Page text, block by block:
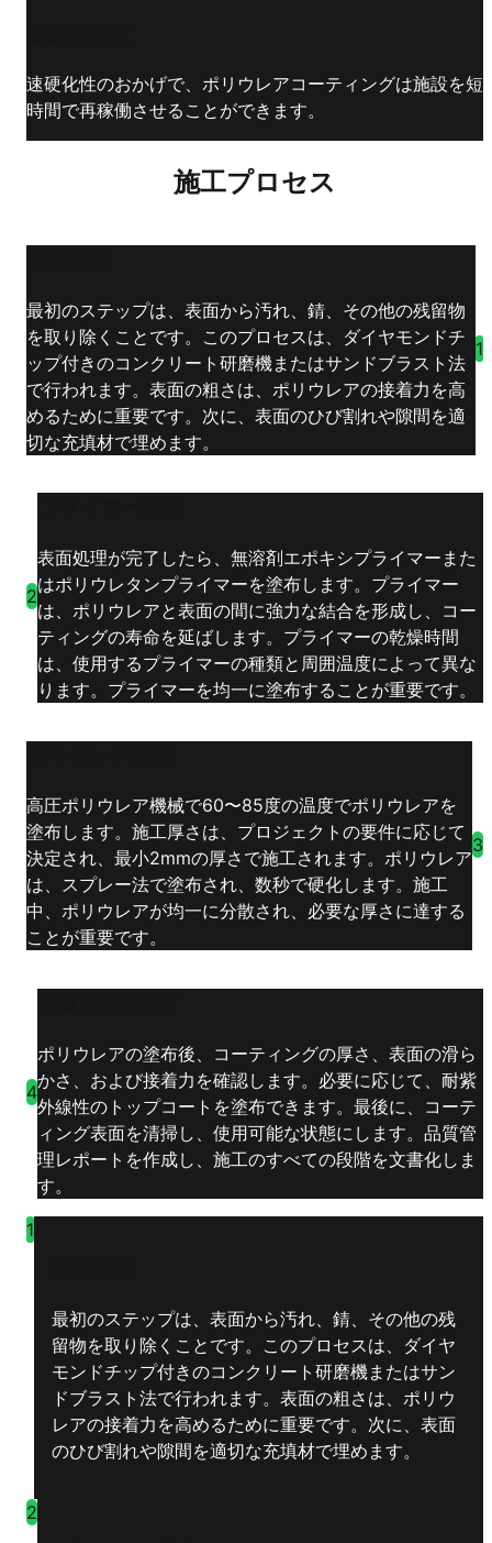
速硬化性のおかげで、ポリウレアコーティングは施設を短
時間で再稼働させることができます。
施工プロセス
最初のステップは、表面から汚れ、錆、その他の残留物
を取り除くことです。このプロセスは、ダイヤモンドチ
ップ付きのコンクリート研磨機またはサンドブラスト法
で行われます。表面の粗さは、ポリウレアの接着力を高
めるために重要です。次に、表面のひび割れや隙間を適
切な充填材で埋めます。
1
2
表面処理が完了したら、無溶剤エポキシプライマーまた
はポリウレタンプライマーを塗布します。プライマー
は、ポリウレアと表面の間に強力な結合を形成し、コー
ティングの寿命を延ばします。プライマーの乾燥時間
は、使用するプライマーの種類と周囲温度によって異な
ります。プライマーを均一に塗布することが重要です。
高圧ポリウレア機械で60〜85度の温度でポリウレアを
塗布します。施工厚さは、プロジェクトの要件に応じて
決定され、最小2mmの厚さで施工されます。ポリウレア
は、スプレー法で塗布され、数秒で硬化します。施工
中、ポリウレアが均一に分散され、必要な厚さに達する
ことが重要です。
3
4
ポリウレアの塗布後、コーティングの厚さ、表面の滑ら
かさ、および接着力を確認します。必要に応じて、耐紫
外線性のトップコートを塗布できます。最後に、コーテ
ィング表面を清掃し、使用可能な状態にします。品質管
理レポートを作成し、施工のすべての段階を文書化しま
す。
1
最初のステップは、表面から汚れ、錆、その他の残
留物を取り除くことです。このプロセスは、ダイヤ
モンドチップ付きのコンクリート研磨機またはサン
ドブラスト法で行われます。表面の粗さは、ポリウ
レアの接着力を高めるために重要です。次に、表面
のひび割れや隙間を適切な充填材で埋めます。
2